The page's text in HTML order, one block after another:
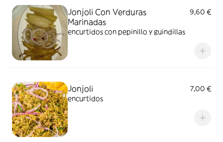
Jonjoli Con Verduras
Marinadas
9,60 €
encurtidos con pepinillo y guindillas
Jonjoli
7,00 €
encurtidos